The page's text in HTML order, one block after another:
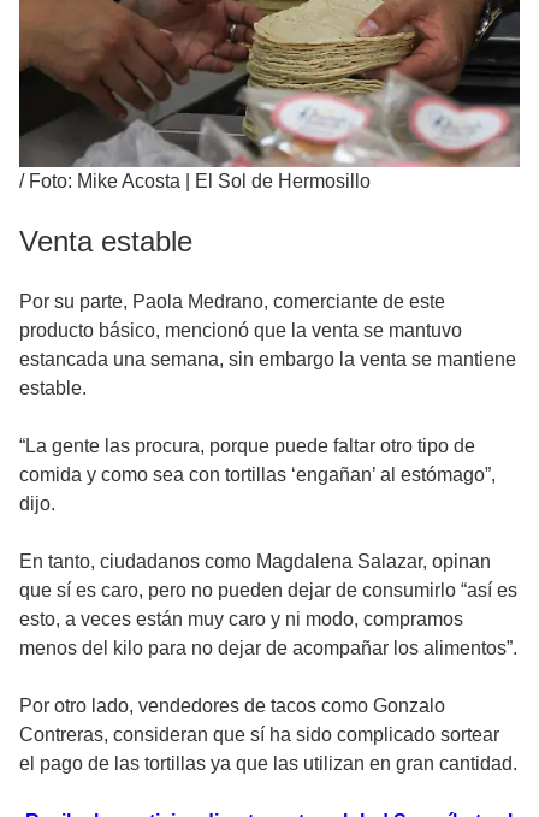
/ Foto: Mike Acosta | El Sol de Hermosillo
Venta estable
Por su parte, Paola Medrano, comerciante de este
producto básico, mencionó que la venta se mantuvo
estancada una semana, sin embargo la venta se mantiene
estable.
“La gente las procura, porque puede faltar otro tipo de
comida y como sea con tortillas ‘engañan’ al estómago”,
dijo.
En tanto, ciudadanos como Magdalena Salazar, opinan
que sí es caro, pero no pueden dejar de consumirlo “así es
esto, a veces están muy caro y ni modo, compramos
menos del kilo para no dejar de acompañar los alimentos”.
Por otro lado, vendedores de tacos como Gonzalo
Contreras, consideran que sí ha sido complicado sortear
el pago de las tortillas ya que las utilizan en gran cantidad.